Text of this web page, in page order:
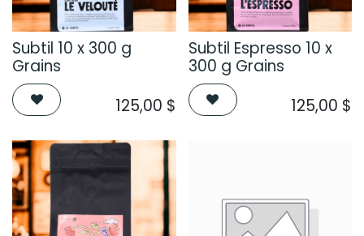
Subtil 10 x 300 g
Grains
125,00 $
Subtil Espresso 10 x
300 g Grains
125,00 $